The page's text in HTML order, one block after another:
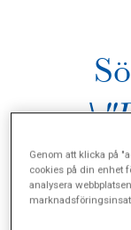
Genom att klicka på
cookies på din enhet
analysera